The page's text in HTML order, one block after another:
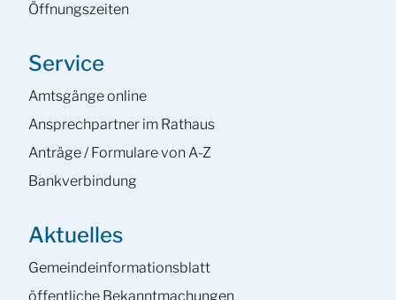
Öffnungszeiten
Service
Amtsgänge online
Ansprech­partner im Rathaus
Anträge / Formulare von A-Z
Bankverbindung
Aktuelles
Gemeinde­informations­blatt
öffentliche Bekanntmachungen